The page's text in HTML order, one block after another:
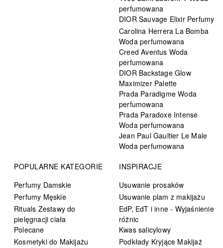
perfumowana
DIOR Sauvage Elixir Perfumy
Carolina Herrera La Bomba
Woda perfumowana
Creed Aventus Woda
perfumowana
DIOR Backstage Glow
Maximizer Palette
Prada Paradigme Woda
perfumowana
Prada Paradoxe Intense
Woda perfumowana
Jean Paul Gaultier Le Male
Woda perfumowana
POPULARNE KATEGORIE
Perfumy Damskie
Perfumy Męskie
Rituals Zestawy do
pielęgnacji ciała
Polecane
Kosmetyki do Makijażu
INSPIRACJE
Usuwanie prosaków
Usuwanie plam z makijażu
EdP, EdT i inne - Wyjaśnienie
różnic
Kwas salicylowy
Podkłady Kryjące Makijaż